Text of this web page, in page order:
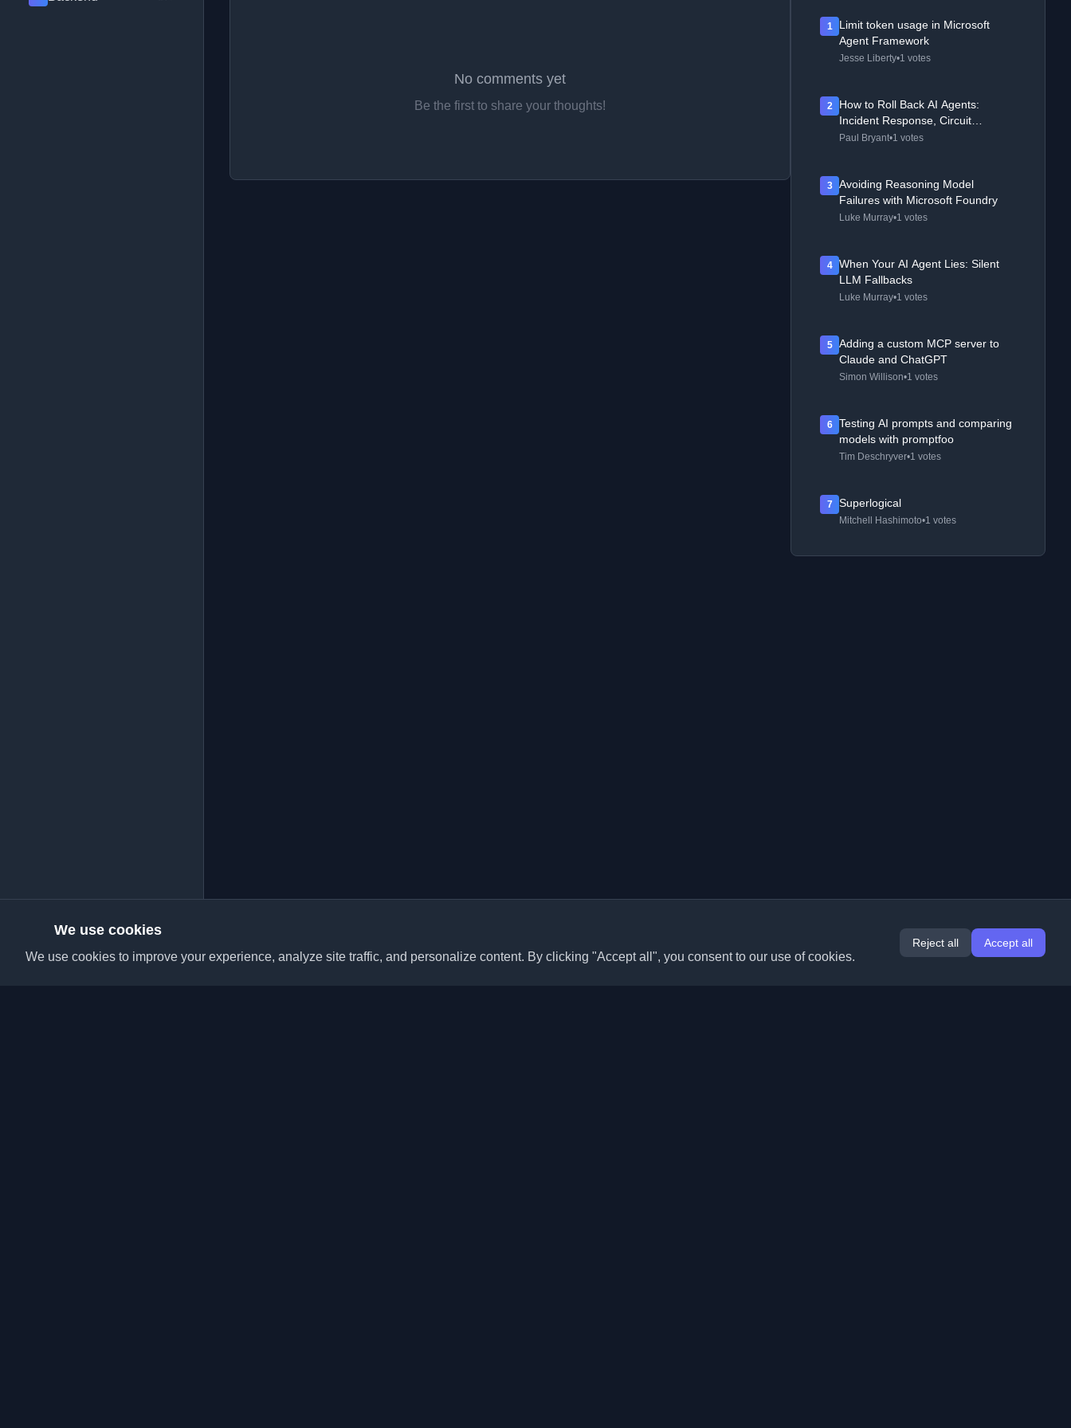
No comments yet
Be the first to share your thoughts!
1
Limit token usage in Microsoft
Agent Framework
Jesse Liberty•1 votes
2
How to Roll Back AI Agents:
Incident Response, Circuit
Breakers, and Recovery Patterns
Paul Bryant•1 votes
3
Avoiding Reasoning Model
Failures with Microsoft Foundry
Luke Murray•1 votes
4
When Your AI Agent Lies: Silent
LLM Fallbacks
Luke Murray•1 votes
5
Adding a custom MCP server to
Claude and ChatGPT
Simon Willison•1 votes
6
Testing AI prompts and comparing
models with promptfoo
Tim Deschryver•1 votes
7 Superlogical
Mitchell Hashimoto•1 votes
We use cookies
We use cookies to improve your experience, analyze site traffic, and personalize content. By clicking "Accept all", you consent to our use of cookies.
Reject all Accept all